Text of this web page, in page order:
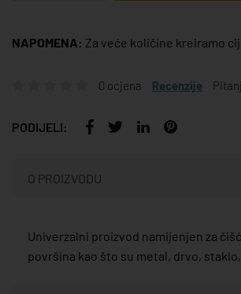
NAPOMENA: Za veće količine kreiramo
0 ocjena Recenzije
PODIJELI:
O PROIZVODU
Univerzalni proizvod namijenjen za
površina kao što su metal, drvo, staklo,